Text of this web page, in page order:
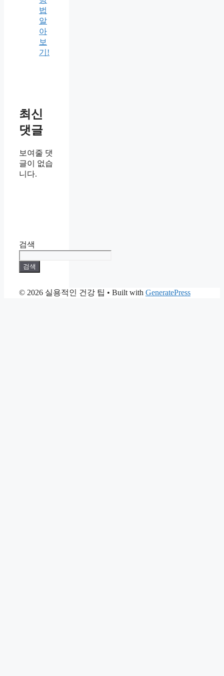
법
알
아
보
기!
최신
댓글
보여줄 댓
글이 없습
니다.
검색
검색
© 2026 실용적인 건강 팁 • Built with GeneratePress